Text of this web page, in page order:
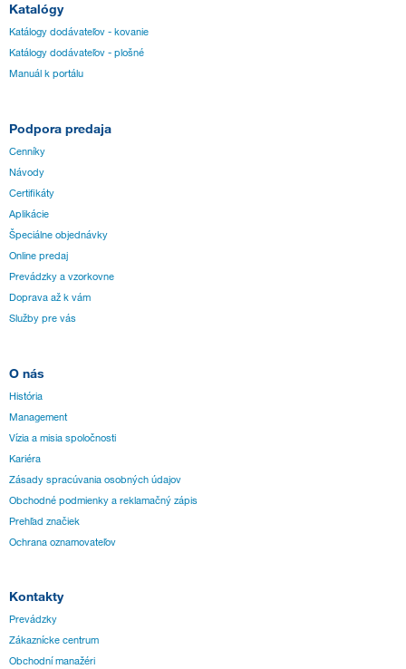
Katalógy
Katálogy dodávateľov - kovanie
Katálogy dodávateľov - plošné
Manuál k portálu
Podpora predaja
Cenníky
Návody
Certifikáty
Aplikácie
Špeciálne objednávky
Online predaj
Prevádzky a vzorkovne
Doprava až k vám
Služby pre vás
O nás
História
Management
Vízia a misia spoločnosti
Kariéra
Zásady spracúvania osobných údajov
Obchodné podmienky a reklamačný zápis
Prehľad značiek
Ochrana oznamovateľov
Kontakty
Prevádzky
Zákaznícke centrum
Obchodní manažéri